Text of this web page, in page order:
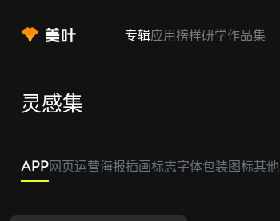
专辑应用榜样研学作品集
灵感集
APP网页运营海报插画标志字体包装图标其他